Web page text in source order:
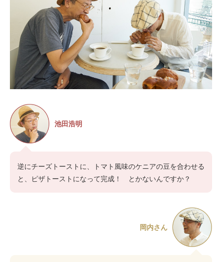
池田浩明
逆にチーズトーストに、トマト風味のケニアの豆を合わせる
と、ピザトーストになって完成！ とかないんですか？
岡内さん